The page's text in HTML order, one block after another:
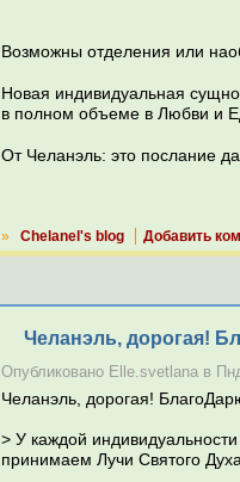
Возможны отделения или
Новая индивидуальная
в полном объеме в Любви и
От Челанэль: это послание
» Chelanel's blog Добавить
Челанэль, дорогая!
Опубликовано Elle.svetlana в
Челанэль, дорогая!
> У каждой
принимаем Лучи Святого